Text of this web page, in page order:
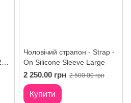
Чоловічий страпон - Strap -
On Silicone Sleeve Large
2 250.00 грн 2 500.00 грн
Купити